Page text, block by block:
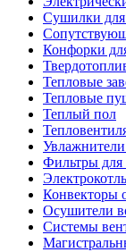
Сушилки
Конфорки
Тепловые
Тепловые
Теплый пол
Увлажнители
Фильтры
Конвекторы
Осушители
Системы